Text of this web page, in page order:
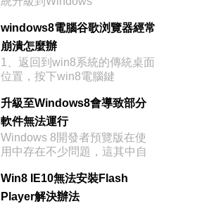
windows8電腦谷歌浏覽器經常
崩潰怎麼辦
1、返回到win8系統的傳統桌面
位置，按下win8電腦鍵
升級至Windows8會導致部分
軟件無法運行
Windows 8開發者預覽版在使
用中存在不少問題，這其中自
Win8 IE10無法安裝Flash
Player解決辦法